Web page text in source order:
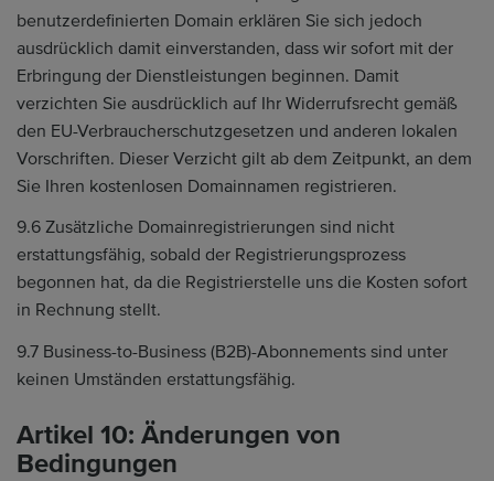
benutzerdefinierten Domain erklären Sie sich jedoch
ausdrücklich damit einverstanden, dass wir sofort mit der
Erbringung der Dienstleistungen beginnen. Damit
verzichten Sie ausdrücklich auf Ihr Widerrufsrecht gemäß
den EU-Verbraucherschutzgesetzen und anderen lokalen
Vorschriften. Dieser Verzicht gilt ab dem Zeitpunkt, an dem
Sie Ihren kostenlosen Domainnamen registrieren.
9.6 Zusätzliche Domainregistrierungen sind nicht
erstattungsfähig, sobald der Registrierungsprozess
begonnen hat, da die Registrierstelle uns die Kosten sofort
in Rechnung stellt.
9.7 Business-to-Business (B2B)-Abonnements sind unter
keinen Umständen erstattungsfähig.
Artikel 10: Änderungen von
Bedingungen